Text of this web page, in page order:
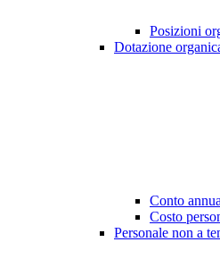
Posizioni
Dotazione
Conto
Costo
Personale non a